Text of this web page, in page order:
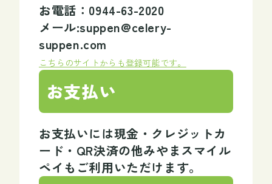
お電話：0944-63-2020
メール:suppen@celery-
suppen.com
こちらのサイトからも登録可能です。
お支払い
お支払いには現金・クレジットカ
ード・QR決済の他みやまスマイル
ペイもご利用いただけます。